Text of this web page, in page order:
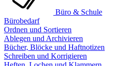
Büro & Schule
Bürobedarf
Ordnen und Sortieren
Ablegen und Archivieren
Bücher, Blöcke und Haftnotizen
Schreiben und Korrigieren